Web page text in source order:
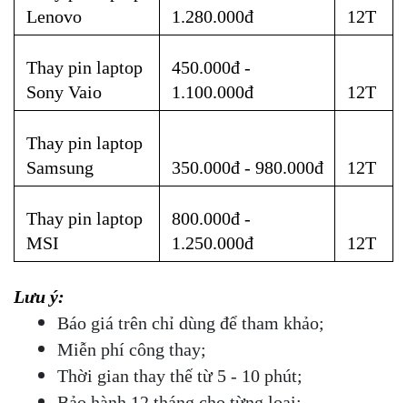
Lenovo
1.280.000đ
12T
Thay pin laptop
Sony Vaio
450.000đ -
1.100.000đ
12T
Thay pin laptop
Samsung
350.000đ - 980.000đ 12T
Thay pin laptop
MSI
800.000đ -
1.250.000đ
12T
Lưu ý:
Báo giá trên chỉ dùng để tham khảo;
Miễn phí công thay;
Thời gian thay thế từ 5 - 10 phút;